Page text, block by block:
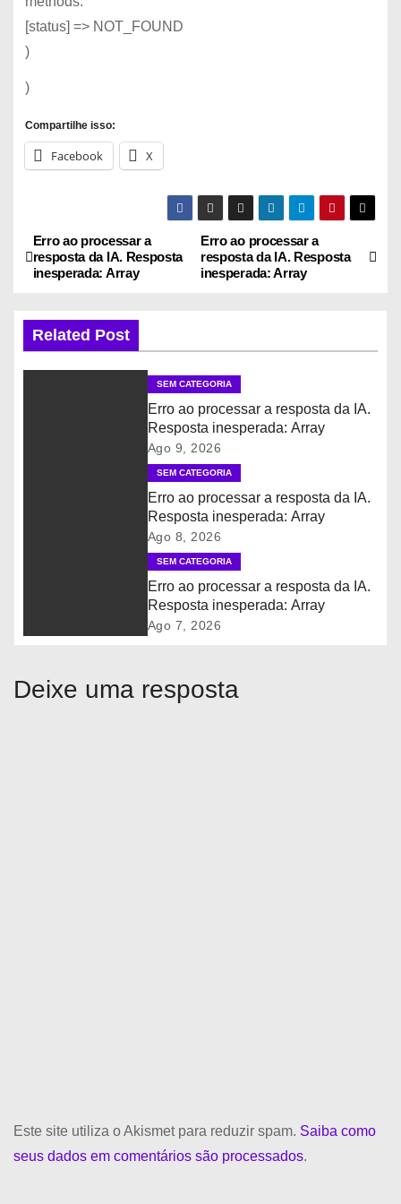
[status] => NOT_FOUND
)
)
Compartilhe isso:
Facebook X
N
a
v
e
o
Erro ao processar a
resposta da IA. Resposta
inesperada: Array
Erro ao processar a
resposta da IA. Resposta
inesperada: Array
Related Post
SEM CATEGORIA
Erro ao processar a resposta da IA.
Resposta inesperada: Array
Ago 9, 2026
SEM CATEGORIA
Erro ao processar a resposta da IA.
Resposta inesperada: Array
Ago 8, 2026
SEM CATEGORIA
Erro ao processar a resposta da IA.
Resposta inesperada: Array
Ago 7, 2026
Deixe uma resposta
Este site utiliza o Akismet para reduzir spam. Saiba como
seus dados em comentários são processados.